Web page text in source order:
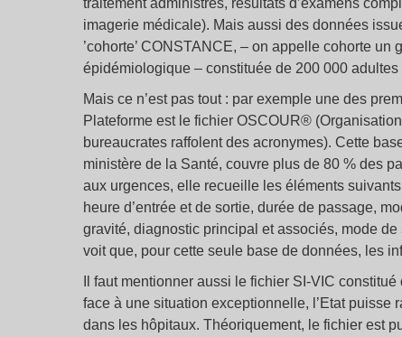
traitement administrés, résultats d’examens
imagerie médicale). Mais aussi des données
’cohorte’ CONSTANCE, – on appelle cohorte
épidémiologique – constituée de 200 000
Mais ce n’est pas tout : par exemple une des
Plateforme est le fichier OSCOUR®
bureaucrates raffolent des acronymes). Cette
ministère de la Santé, couvre plus de 80 % des
aux urgences, elle recueille les éléments
heure d’entrée et de sortie, durée de passage,
gravité, diagnostic principal et associés, mode
voit que, pour cette seule base de données, les
Il faut mentionner aussi le fichier SI-VIC
face à une situation exceptionnelle, l’Etat
dans les hôpitaux. Théoriquement, le fichier est